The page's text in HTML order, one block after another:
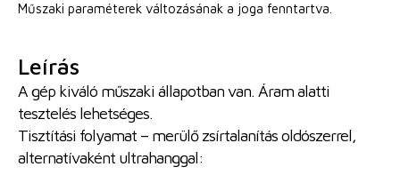
Műszaki paraméterek változásának a joga fenntartva.
Leírás
A gép kiváló műszaki állapotban van. Áram alatti
tesztelés lehetséges.
Tisztítási folyamat – merülő zsírtalanítás oldószerrel,
alternatívaként ultrahanggal: